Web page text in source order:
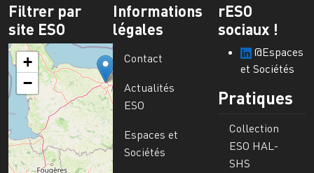
Filtrer par
site ESO
+
−
Informations
légales
Contact
Actualités
ESO
Espaces et
Sociétés
rESO
sociaux !
@Espaces
et Sociétés
Pratiques
Collection
ESO HAL-
SHS